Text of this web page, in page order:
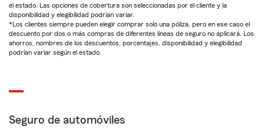
el estado. Las opciones de cobertura son seleccionadas por el cliente y la
disponibilidad y elegibilidad podrían variar.
*Los clientes siempre pueden elegir comprar solo una póliza, pero en ese caso el
descuento por dos o más compras de diferentes líneas de seguro no aplicará. Los
ahorros, nombres de los descuentos, porcentajes, disponibilidad y elegibilidad
podrían variar según el estado.
Seguro de automóviles